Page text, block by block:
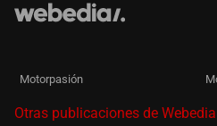
Motorpasión
Otras publicaciones de Webedia